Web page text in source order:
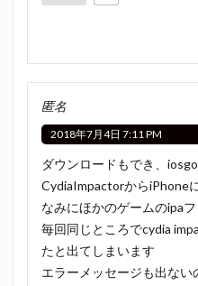
匿名
2018年7月4日 7:11 PM
ダウンロードもでき、
CydiaImpactorからiPhone
なみにほかのゲームのipaフ
毎回同じところでcydia
たと出てしまいます
エラーメッセージも出ない